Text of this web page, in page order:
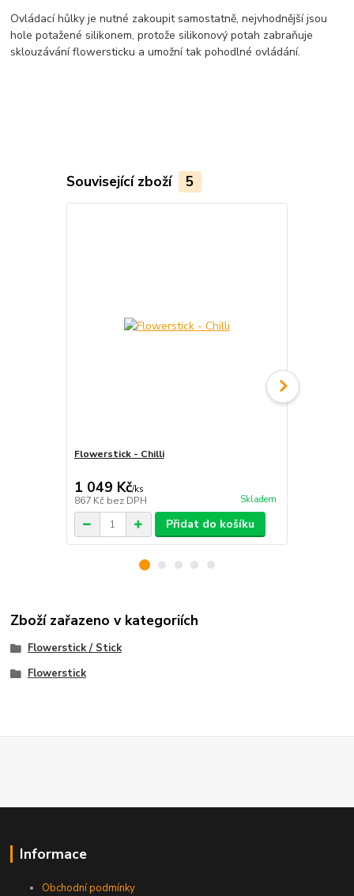
Ovládací hůlky je nutné zakoupit samostatně, nejvhodnější jsou
hole potažené silikonem, protože silikonový potah zabraňuje
sklouzávání flowersticku a umožní tak pohodlné ovládání.
Související zboží 5
Flowerstick - Chilli
1 049 Kč/ks
867 Kč bez DPH Skladem
Přidat do košíku
Zboží zařazeno v kategoriích
Flowerstick / Stick
Flowerstick
Informace
Obchodní podmínky